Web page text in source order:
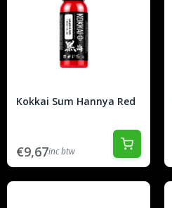
Kokkai Sum Hannya Red
€9,67inc btw